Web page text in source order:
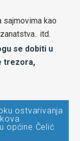
sajmovima kao
itd.
se dobiti u
trezora,
ostvarivanja
općine Čelić